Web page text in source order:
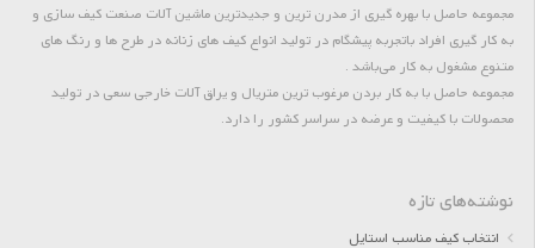
مجموعه حاصل با بهره گیری از مدرن ترین و جدیدترین ماشین آلات صنعت کیف سازی و
به کار گیری افراد باتجربه پیشگام در تولید انواع کیف های زنانه در طرح ها و رنگ های
متنوع مشغول به کار می‌باشد .
مجموعه حاصل با به کار بردن مرغوب ترین متریال و یراق آلات خارجی سعی در تولید
محصولات با کیفیت و عرضه در سراسر کشور را دارد.
نوشته‌های تازه
انتخاب کیف مناسب استایل